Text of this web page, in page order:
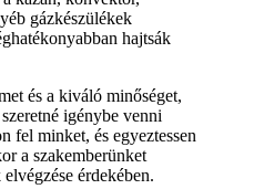
gázkészülékek
hajtsák
és a kiváló minőséget,
igénybe venni
fel minket, és egyeztessen
a szakemberünket
érdekében.